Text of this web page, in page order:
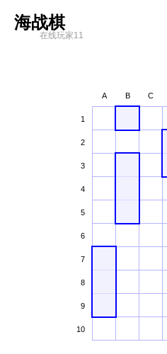
海战棋
在线玩家11
1
A B C
2
3
4
5
6
7
8
9
10